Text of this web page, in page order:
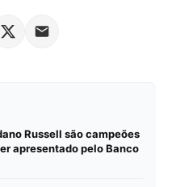
Russell são campeões
apresentado pelo Banco